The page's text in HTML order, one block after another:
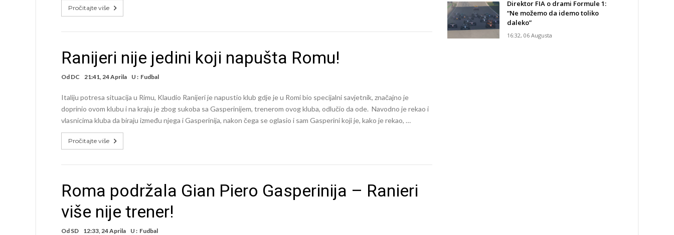
Pročitajte više
Ranijeri nije jedini koji napušta Romu!
Od DC 21:41, 24 Aprila U : Fudbal
Italiju potresa situacija u Rimu, Klaudio Ranijeri je napustio klub gdje je u Romi bio specijalni savjetnik, značajno je
doprinio ovom klubu i na kraju je zbog sukoba sa Gasperinijem, trenerom ovog kluba, odlučio da ode. Navodno je rekao i
vlasnicima kluba da biraju između njega i Gasperinija, nakon čega se oglasio i sam Gasperini koji je, kako je rekao, …
Pročitajte više
Roma podržala Gian Piero Gasperinija – Ranieri
više nije trener!
Od SD 12:33, 24 Aprila U : Fudbal
Direktor FIA o drami Formule 1:
“Ne možemo da idemo toliko
daleko”
16:32, 06 Augusta